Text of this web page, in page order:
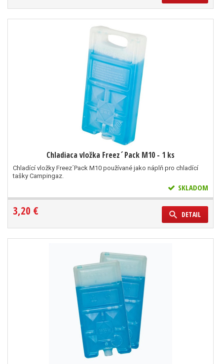
Chladiaca vložka Freez´Pack M10 - 1 ks
Chladící vložky Freez´Pack M10 používané jako náplň pro chladící
tašky Campingaz.
SKLADOM
3,20 € DETAIL